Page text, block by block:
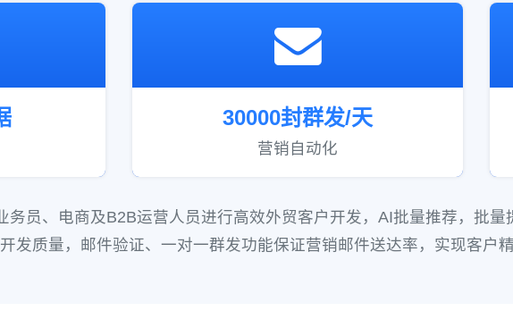
30000封群发/天
营销自动化
务员、电商及B2B运营人员进行高效外贸客户开发，AI批量推荐，批
发质量，邮件验证、一对一群发功能保证营销邮件送达率，实现客户